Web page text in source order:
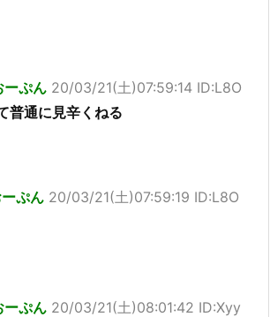
ーぷん 20/03/21(土)07:59:14 ID:L8O
普通に見辛くねる
ぷん 20/03/21(土)07:59:19 ID:L8O
ーぷん 20/03/21(土)08:01:42 ID:Xyy